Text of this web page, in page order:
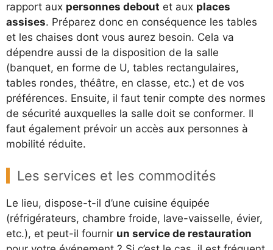
rapport aux personnes debout et aux places
assises. Préparez donc en conséquence les tables
et les chaises dont vous aurez besoin. Cela va
dépendre aussi de la disposition de la salle
(banquet, en forme de U, tables rectangulaires,
tables rondes, théâtre, en classe, etc.) et de vos
préférences. Ensuite, il faut tenir compte des normes
de sécurité auxquelles la salle doit se conformer. Il
faut également prévoir un accès aux personnes à
mobilité réduite.
Les services et les commodités
Le lieu, dispose-t-il d’une cuisine équipée
(réfrigérateurs, chambre froide, lave-vaisselle, évier,
etc.), et peut-il fournir un service de restauration